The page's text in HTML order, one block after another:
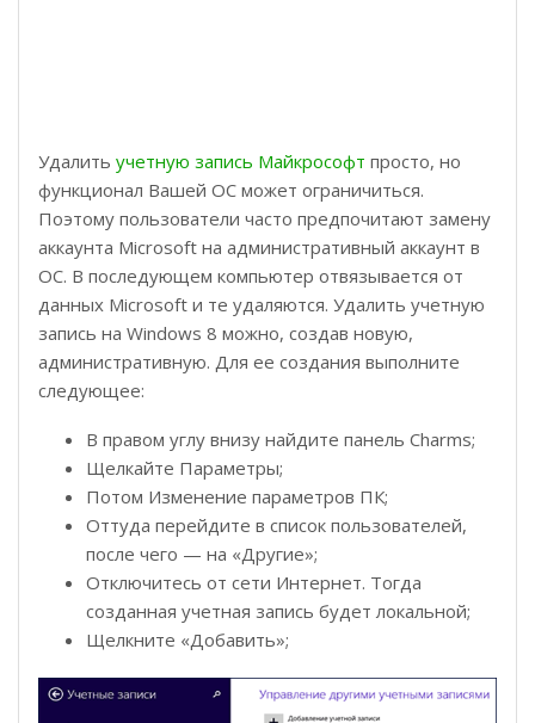
Удалить учетную запись Майкрософт просто, но
функционал Вашей ОС может ограничиться.
Поэтому пользователи часто предпочитают замену
аккаунта Microsoft на административный аккаунт в
ОС. В последующем компьютер отвязывается от
данных Microsoft и те удаляются. Удалить учетную
запись на Windows 8 можно, создав новую,
административную. Для ее создания выполните
следующее:
В правом углу внизу найдите панель Charms;
Щелкайте Параметры;
Потом Изменение параметров ПК;
Оттуда перейдите в список пользователей,
после чего — на «Другие»;
Отключитесь от сети Интернет. Тогда
созданная учетная запись будет локальной;
Щелкните «Добавить»;